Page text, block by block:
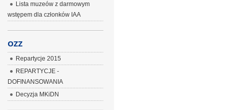
Lista muzeów z darmowym
wstępem dla członków IAA
OZZ
Repartycje 2015
REPARTYCJE -
DOFINANSOWANIA
Decyzja MKiDN